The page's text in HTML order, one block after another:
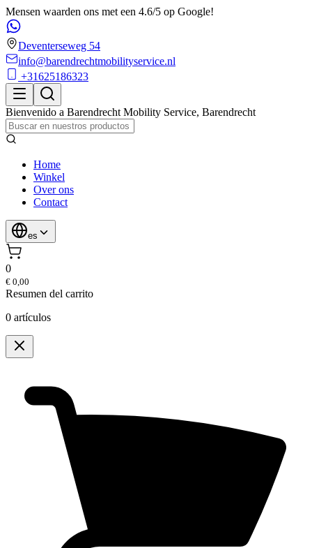
Mensen waarden ons met een 4.6/5 op Google!
Deventerseweg 54
info@barendrechtmobilityservice.nl
+31625186323
Bienvenido a Barendrecht Mobility Service, Barendrecht
Home
Winkel
Over ons
Contact
es
0
€ 0,00
Resumen del carrito
0 artículos